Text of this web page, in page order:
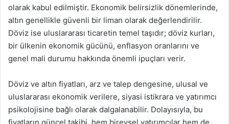
olarak kabul edilmiştir. Ekonomik belirsizlik dönemlerinde,
altın genellikle güvenli bir liman olarak değerlendirilir.
Döviz ise uluslararası ticaretin temel taşıdır; döviz kurları,
bir ülkenin ekonomik gücünü, enflasyon oranlarını ve
genel mali durumu hakkında önemli ipuçları verir.
Döviz ve altın fiyatları, arz ve talep dengesine, ulusal ve
uluslararası ekonomik verilere, siyasi istikrara ve yatırımcı
psikolojisine bağlı olarak dalgalanabilir. Dolayısıyla, bu